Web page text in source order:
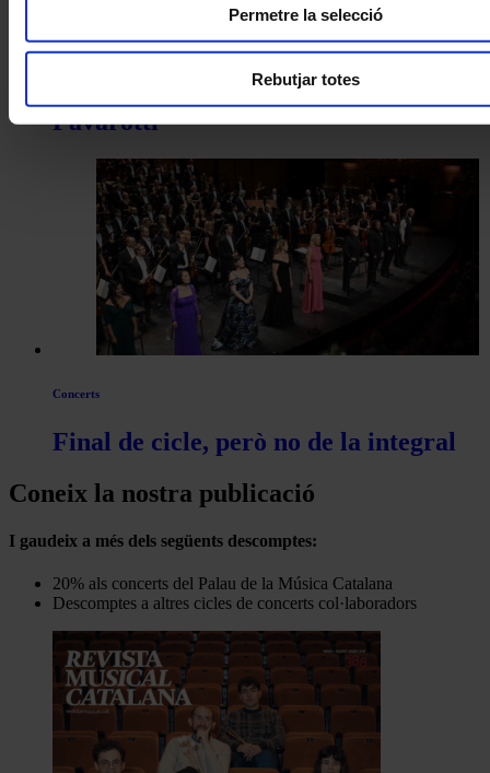
Permetre la selecció
Rebutjar totes
Musicant la maternitat: el Festival de
Peralada acull una estrena de
Demestres amb text de Cristina
Pavarotti
Concerts
Final de cicle, però no de la integral
Coneix la nostra publicació
I gaudeix a més dels següents descomptes:
20% als concerts del Palau de la Música Catalana
Descomptes a altres cicles de concerts col·laboradors